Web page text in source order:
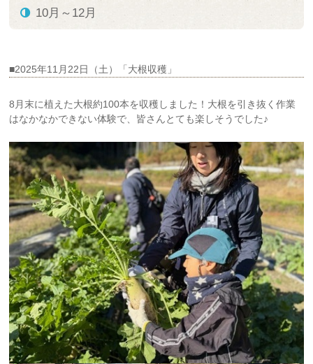
10月～12月
■2025年11月22日（土）「大根収穫」
8月末に植えた大根約100本を収穫しました！大根を引き抜く作業
はなかなかできない体験で、皆さんとても楽しそうでした♪